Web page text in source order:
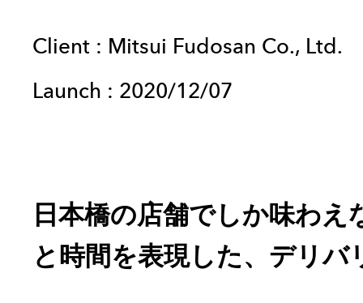
Client : Mitsui Fudosan Co., Ltd.
Launch : 2020/12/07
日本橋の店舗でしか味わえ
と時間を表現した、デリバ